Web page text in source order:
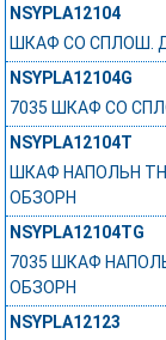
NSYPLA12104
ШКАФ СО СПЛОШ.
NSYPLA12104G
7035 ШКАФ СО
NSYPLA12104T
ШКАФ НАПОЛЬН
ОБЗОРН
NSYPLA12104TG
7035 ШКАФ
ОБЗОРН
NSYPLA12123